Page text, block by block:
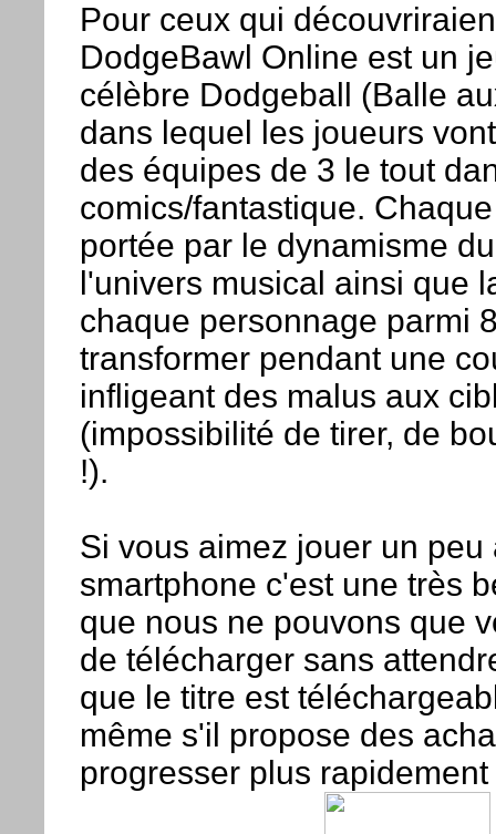
Pour ceux qui
DodgeBawl Online est un
célèbre Dodgeball (Balle
dans lequel les joueurs
des équipes de 3 le tout
comics/fantastique.
portée par le dynamisme
l'univers musical ainsi que
chaque personnage parmi
transformer pendant une
infligeant des malus aux
(impossibilité de tirer, de
!).
Si vous aimez jouer un peu
smartphone c'est une très
que nous ne pouvons que
de télécharger sans
que le titre est
même s'il propose des
progresser plus